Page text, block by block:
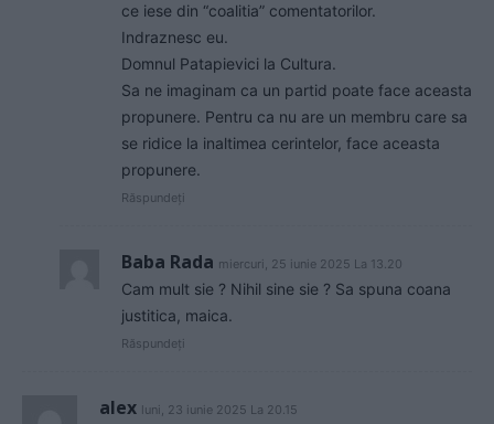
ce iese din “coalitia” comentatorilor.
Indraznesc eu.
Domnul Patapievici la Cultura.
Sa ne imaginam ca un partid poate face aceasta
propunere. Pentru ca nu are un membru care sa
se ridice la inaltimea cerintelor, face aceasta
propunere.
Răspundeți
Baba Rada miercuri, 25 iunie 2025 La 13.20
Cam mult sie ? Nihil sine sie ? Sa spuna coana
justitica, maica.
Răspundeți
alex luni, 23 iunie 2025 La 20.15